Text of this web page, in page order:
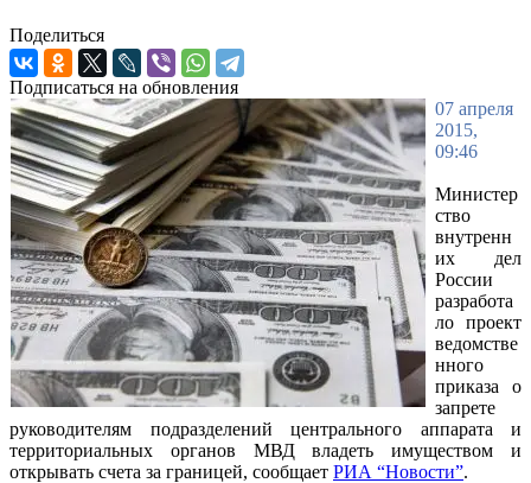
Поделиться
Подписаться на обновления
07 апреля
2015,
09:46
Министер
ство
внутренн
их дел
России
разработа
ло проект
ведомстве
нного
приказа о
запрете
руководителям подразделений центрального аппарата и
территориальных органов МВД владеть имуществом и
открывать счета за границей, сообщает РИА “Новости”.